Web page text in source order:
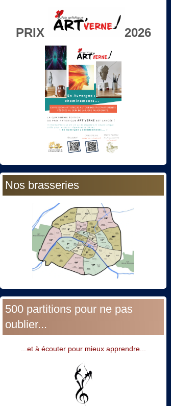
PRIX 2026
Nos brasseries
500 partitions pour ne pas
oublier...
...et à écouter pour mieux apprendre...